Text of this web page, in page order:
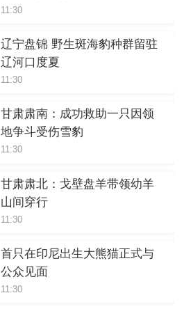
11:30
辽宁盘锦 野生斑海豹种群留驻
辽河口度夏
11:30
甘肃肃南：成功救助一只因领
地争斗受伤雪豹
11:30
甘肃肃北：戈壁盘羊带领幼羊
山间穿行
11:30
首只在印尼出生大熊猫正式与
公众见面
11:30